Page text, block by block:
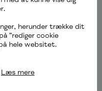
og skaber
til deres
herunder trække dit
”rediger cookie
hele websitet.
Læs mere